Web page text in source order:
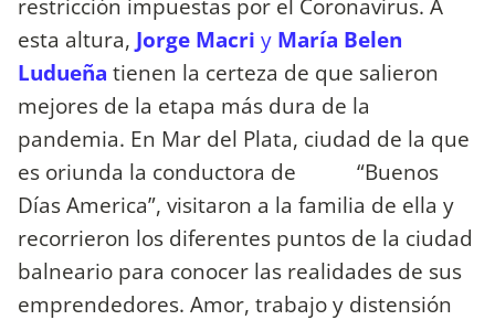
esta altura, Jorge Macri y María Belen
Ludueña tienen la certeza de que salieron
mejores de la etapa más dura de la
pandemia. En Mar del Plata, ciudad de la que
es oriunda la conductora de “Buenos
Días America”, visitaron a la familia de ella y
recorrieron los diferentes puntos de la ciudad
balneario para conocer las realidades de sus
emprendedores. Amor, trabajo y distensión